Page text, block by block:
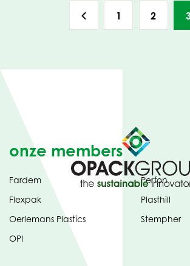
1 2
onze members
Fardem
Flexpak
Oerlemans Plastics
OPI
Perfon
Plasthill
Stempher